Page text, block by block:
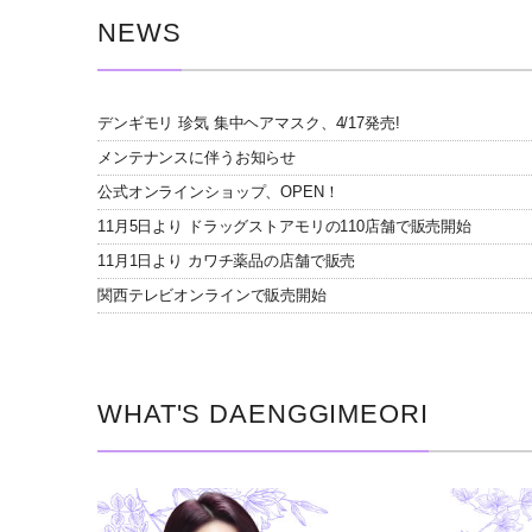
NEWS
デンギモリ 珍気 集中ヘアマスク、4/17発売!
メンテナンスに伴うお知らせ
公式オンラインショップ、OPEN！
11月5日より ドラッグストアモリの110店舗で販売開始
11月1日より カワチ薬品の店舗で販売
関西テレビオンラインで販売開始
WHAT'S DAENGGIMEORI